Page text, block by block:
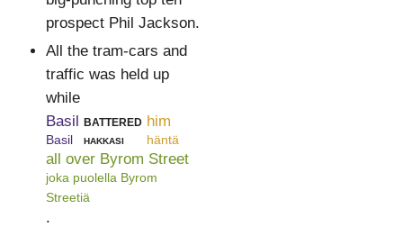
prospect Phil Jackson.
All the tram-cars and
traffic was held up
while
Basil
Basil
battered
hakkasi
him
häntä
all over Byrom Street
joka puolella Byrom
Streetiä
.